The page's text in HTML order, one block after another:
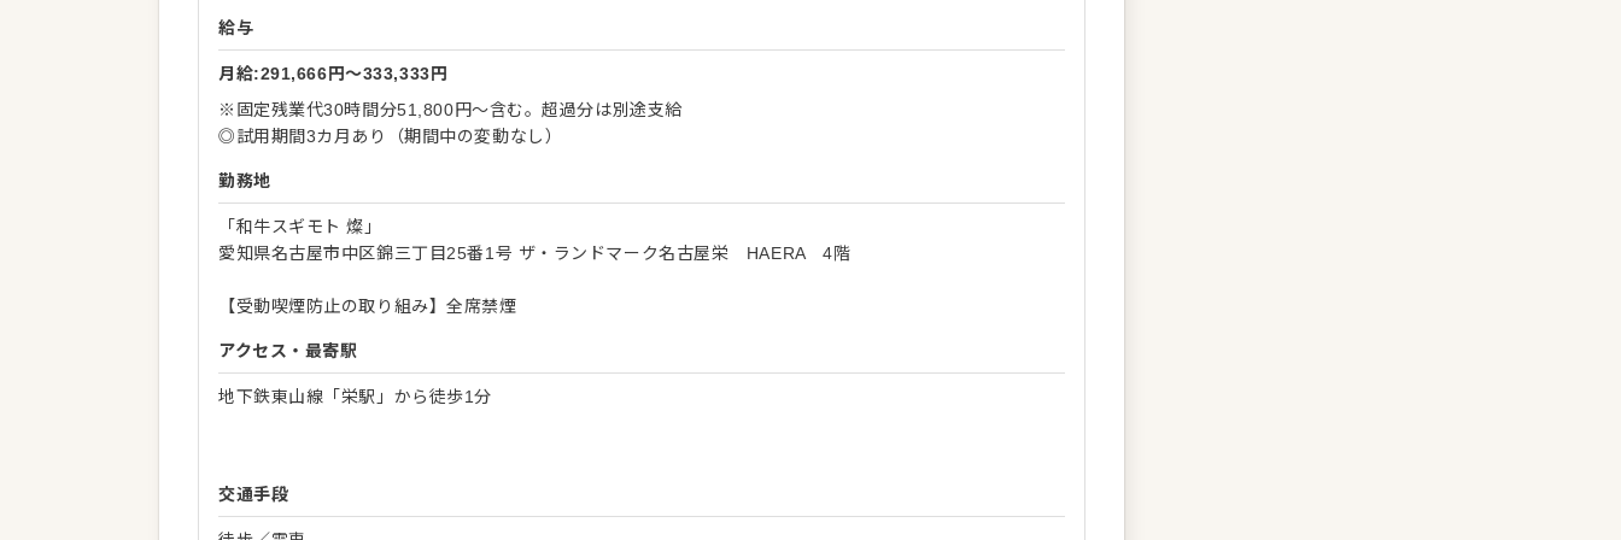
給与
月給:291,666円〜333,333円
※固定残業代30時間分51,800円～含む。超過分は別途支給
◎試用期間3カ月あり（期間中の変動なし）
勤務地
「和牛スギモト 燦」
愛知県名古屋市中区錦三丁目25番1号 ザ・ランドマーク名古屋栄 HAERA 4階
【受動喫煙防止の取り組み】全席禁煙
アクセス・最寄駅
地下鉄東山線「栄駅」から徒歩1分
交通手段